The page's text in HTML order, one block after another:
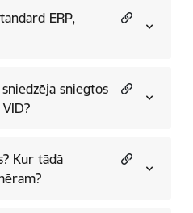
ERP,
sniegtos
Kur tādā